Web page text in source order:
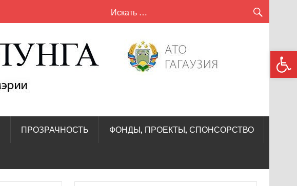
—
ПРОЗРАЧНОСТЬ ФОНДЫ, ПРОЕКТЫ, СПОНСОРСТВО